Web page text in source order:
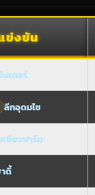
ข่งขัน
เตอร์
ลีกอุดมไช
เขียวฟาร์ม
ดี้